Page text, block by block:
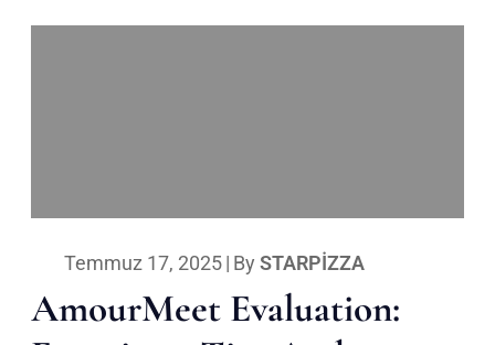
Temmuz 17, 2025| By STARPIZZA
AmourMeet Evaluation: